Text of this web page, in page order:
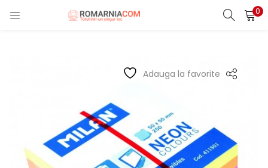
0
LOGIN REGISTER
Remember me
Adauga la favorite